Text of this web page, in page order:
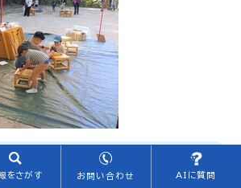
取りまとめについて
をさがす お問い合わせ AIに質問